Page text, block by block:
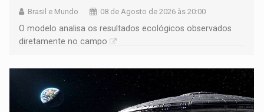
Brasil e Mundo 08 de Agosto de 2026 às 20:00
O modelo analisa os resultados ecológicos observados
diretamente no campo